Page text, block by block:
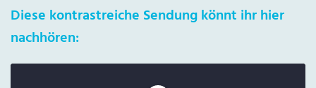
Diese kontrastreiche Sendung könnt ihr hier
nachhören: